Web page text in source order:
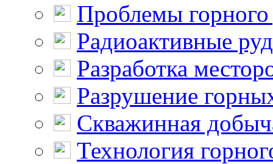
Проблемы горного
Радиоактивные
Разработка
Разрушение
Скважинная
Технология